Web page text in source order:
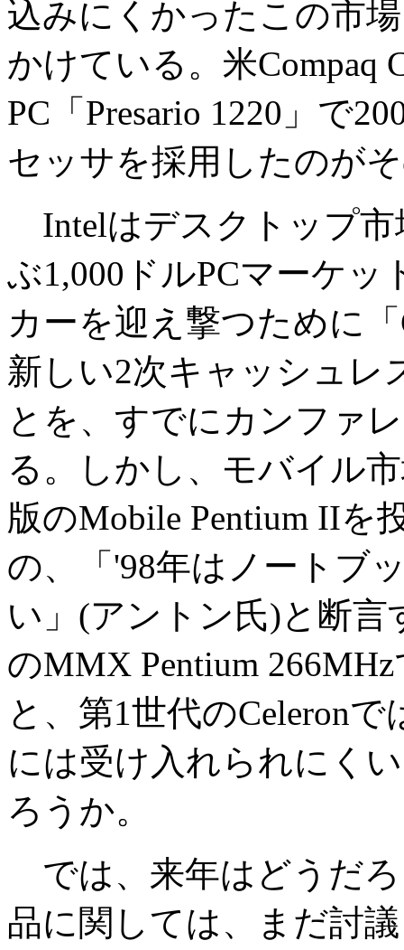
込みにくかったこの市
かけている。米Compaq
PC「Presario 1220」で
セッサを採用したのが
Intelはデスクトップ市
ぶ1,000ドルPCマーケ
カーを迎え撃つために
新しい2次キャッシュレ
とを、すでにカンファ
る。しかし、モバイル
版のMobile Pentium IIを
の、「'98年はノートブ
い」(アントン氏)と断
のMMX Pentium
と、第1世代のCeleron
には受け入れられにく
ろうか。
では、来年はどうだ
品に関しては、まだ討